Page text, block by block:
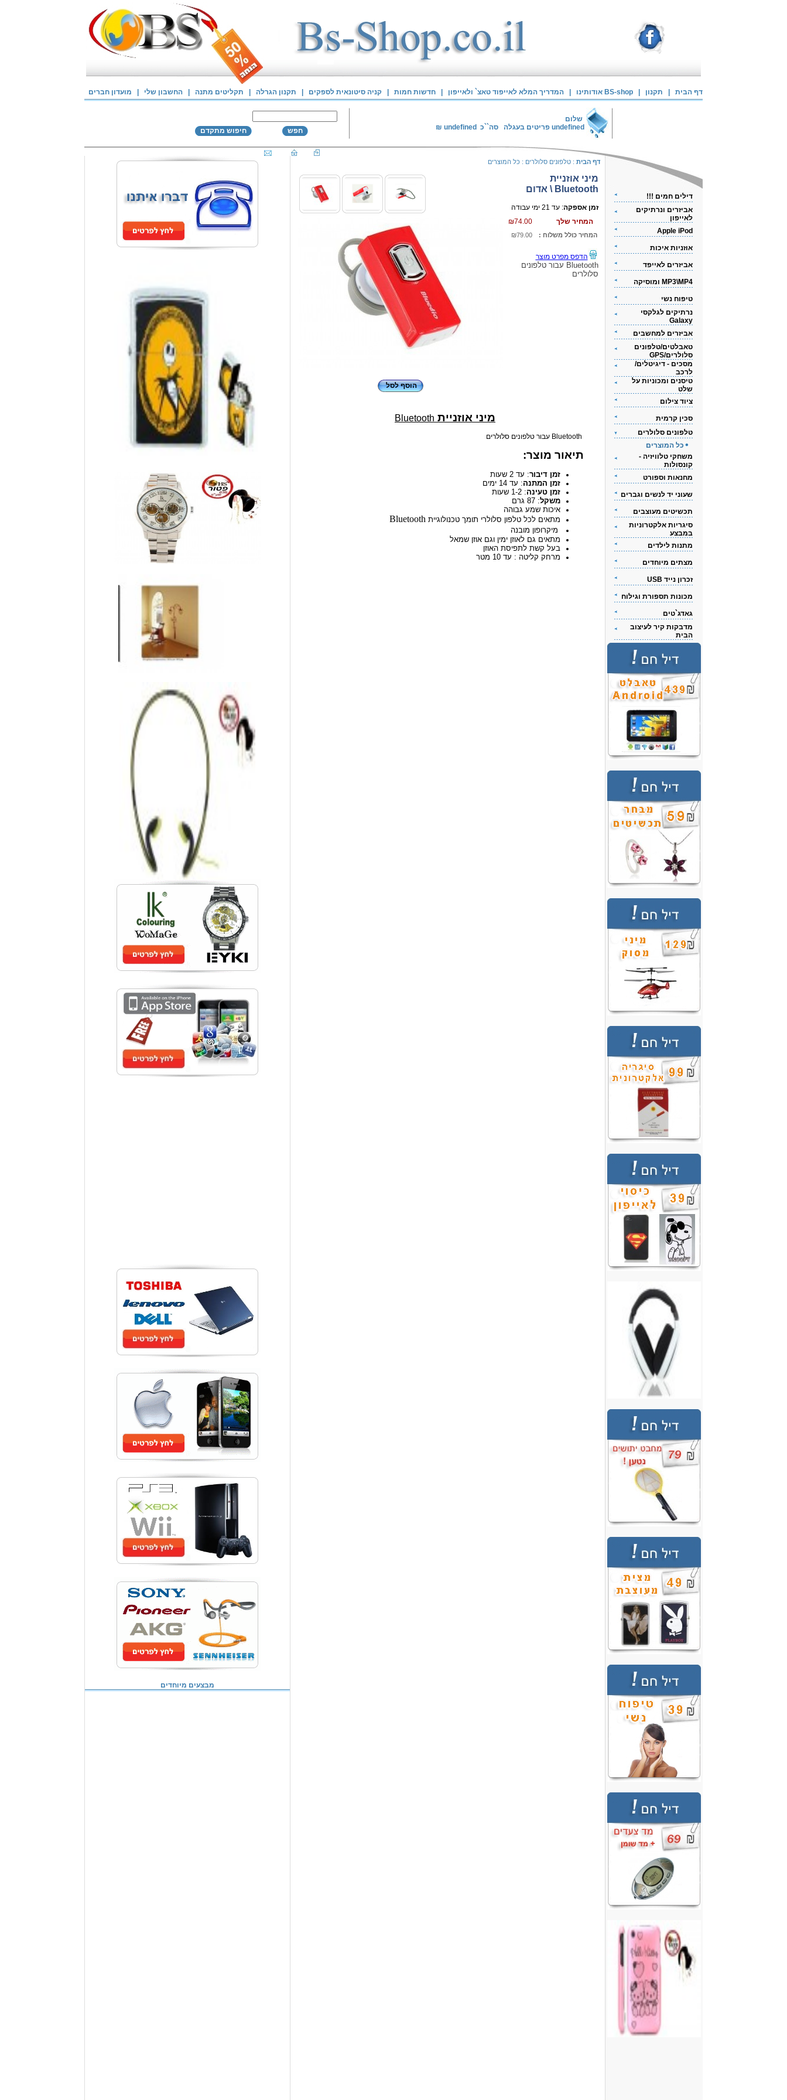
דף הבית תקנון אודותינו BS-shop המדריך המלא לאייפוד טאצ` ולאייפון חדשות חמות קניה סיטונאית לספקים תקנון הגרלה תקליטים מתנה החשבון שלי מועדון חברים
שלום
undefined פריטים בעגלה סה``כ undefined
₪ חפש חיפוש מתקדם
מבצעים מיוחדים
דף הבית :טלפונים סלולרים :כל המוצרים
הוסף לסל
מיני אוזניית
Bluetooth \ אדום
זמן אספקה: עד 21 ימי עבודה
₪74.00
המחיר שלך
₪79.00 המחיר כולל משלוח :
הדפס מפרט מוצר
Bluetooth עבור טלפונים
סלולרים
מיני אוזניית Bluetooth
תיאור מוצר:
זמן דיבור: עד 2 שעות
זמן המתנה: עד 14 ימים
זמן טעינה: 1-2 שעות
משקל: 87 גרם
איכות שמע גבוהה
מתאים לכל טלפון סלולרי תומך טכנולוגייתBluetooth
מיקרופון מובנה
מתאים גם לאוזן ימין וגם אוזן שמאל
בעל קשת לתפיסת האוזן
מרחק קליטה : עד 10 מטר
דילים חמים !!!
אביזרים ונרתיקים
לאייפון
Apple iPod
אוזניות איכות
אביזרים לאייפד
MP3\MP4 ומוסיקה
טיפוח נשי
נרתיקים לגלקסי
Galaxy
אביזרים למחשבים
טאבלטים/טלפונים
סלולרים/GPS
מסכים - דיגיטלים/
לרכב
טיסנים ומכוניות על
שלט
ציוד צילום
סכין קרמית
טלפונים סלולרים
כל המוצרים
משחקי טלוויזיה -
קונסולות
מחנאות וספורט
שעוני יד לנשים וגברים
תכשיטים מעוצבים
סיגריות אלקטרוניות
במבצע
מתנות לילדים
מצתים מיוחדים
זכרון נייד USB
מכונות תספורת וגילוח
גאדג`טים
מדבקות קיר לעיצוב
הבית